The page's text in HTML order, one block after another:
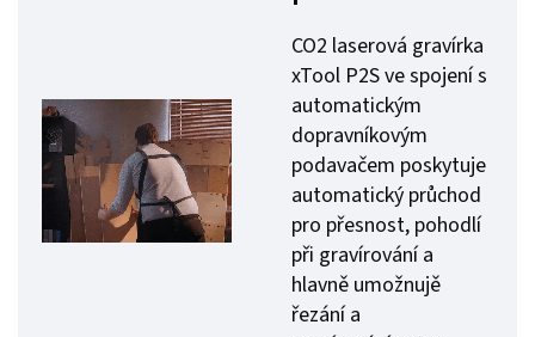
CO2 laserová gravírka
xTool P2S ve spojení s
automatickým
dopravníkovým
podavačem poskytuje
automatický průchod
pro přesnost, pohodlí
při gravírování a
hlavně umožnujě
řezání a